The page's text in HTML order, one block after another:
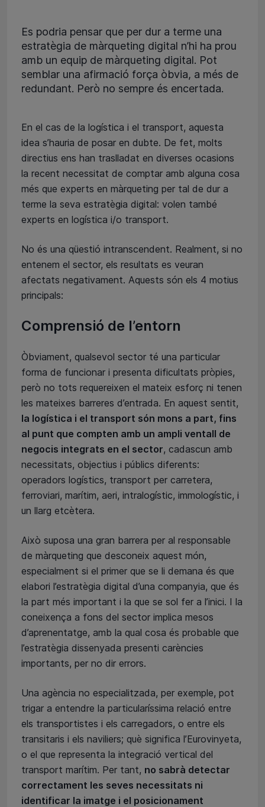
Es podria pensar que per dur a terme una
estratègia de màrqueting digital n’hi ha prou
amb un equip de màrqueting digital. Pot
semblar una afirmació força òbvia, a més de
redundant. Però no sempre és encertada.
En el cas de la logística i el transport, aquesta
idea s’hauria de posar en dubte. De fet, molts
directius ens han traslladat en diverses ocasions
la recent necessitat de comptar amb alguna cosa
més que experts en màrqueting per tal de dur a
terme la seva estratègia digital: volen també
experts en logística i/o transport.
No és una qüestió intranscendent. Realment, si no
entenem el sector, els resultats es veuran
afectats negativament. Aquests són els 4 motius
principals:
Comprensió de l’entorn
Òbviament, qualsevol sector té una particular
forma de funcionar i presenta dificultats pròpies,
però no tots requereixen el mateix esforç ni tenen
les mateixes barreres d’entrada. En aquest sentit,
la logística i el transport són mons a part, fins
al punt que compten amb un ampli ventall de
negocis integrats en el sector, cadascun amb
necessitats, objectius i públics diferents:
operadors logístics, transport per carretera,
ferroviari, marítim, aeri, intralogístic, immologístic, i
un llarg etcètera.
Això suposa una gran barrera per al responsable
de màrqueting que desconeix aquest món,
especialment si el primer que se li demana és que
elabori l’estratègia digital d’una companyia, que és
la part més important i la que se sol fer a l’inici. I la
coneixença a fons del sector implica mesos
d’aprenentatge, amb la qual cosa és probable que
l’estratègia dissenyada presenti carències
importants, per no dir errors.
Una agència no especialitzada, per exemple, pot
trigar a entendre la particularíssima relació entre
els transportistes i els carregadors, o entre els
transitaris i els naviliers; què significa l’Eurovinyeta,
o el que representa la integració vertical del
transport marítim. Per tant, no sabrà detectar
correctament les seves necessitats ni
identificar la imatge i el posicionament